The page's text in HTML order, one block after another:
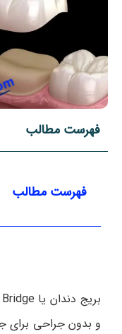
فهرست مطالب
فهرست مطالب
و بدون جراحی برای